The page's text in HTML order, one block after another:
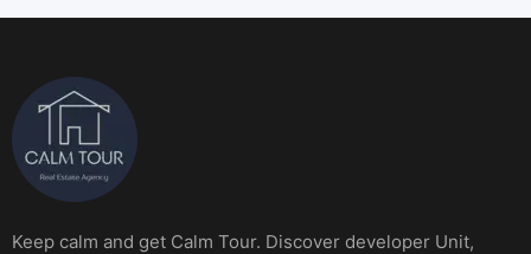
Keep calm and get Calm Tour. Discover developer Unit,